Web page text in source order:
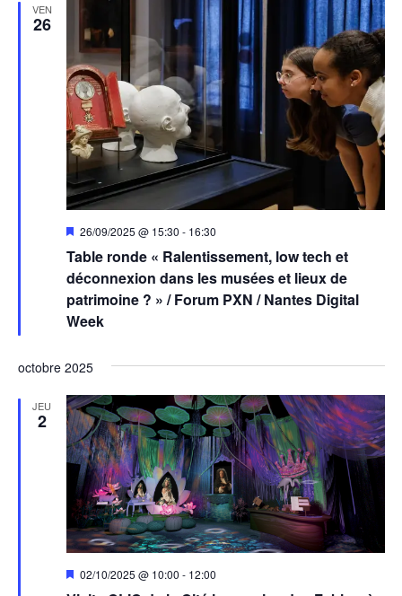
VEN
26
Table ronde « Ralentissement, low tech et
déconnexion dans les musées et lieux de
patrimoine ? » / Forum PXN / Nantes Digital
Week
Mis
avant
26/09/2025 @ 15:30 - 16:30
octobre 2025
JEU
2
Mis
02/10/2025 @ 10:00 - 12:00